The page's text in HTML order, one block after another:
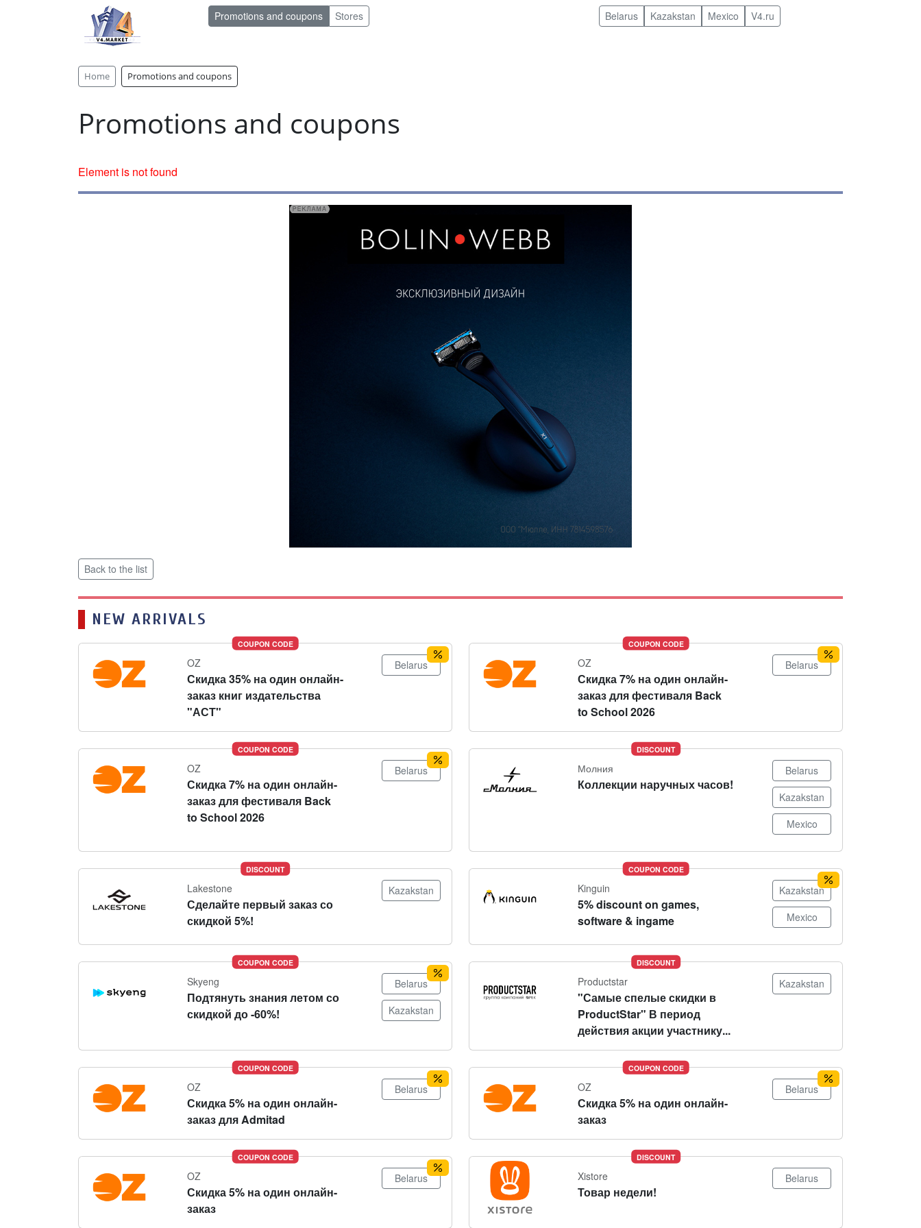
Promotions and coupons Stores Belarus Kazakstan Mexico V4.ru
Home Promotions and coupons
Promotions and coupons
Element is not found
Back to the list
NEW ARRIVALS
COUPON CODE
OZ
Скидка 35% на один онлайн-
заказ книг издательства
"АСТ"
Belarus
COUPON CODE
OZ
Скидка 7% на один онлайн-
заказ для фестиваля Back
to School 2026
Belarus
COUPON CODE
OZ
Скидка 7% на один онлайн-
заказ для фестиваля Back
to School 2026
Belarus
DISCOUNT
Молния
Коллекции наручных часов!
Belarus
Kazakstan
Mexico
DISCOUNT
Lakestone
Сделайте первый заказ со
скидкой 5%!
Kazakstan
COUPON CODE
Kinguin
5% discount on games,
software & ingame
Kazakstan
Mexico
COUPON CODE
Skyeng
Подтянуть знания летом со
скидкой до -60%!
Belarus
Kazakstan
DISCOUNT
Productstar
"Самые спелые скидки в
ProductStar" В период
действия акции участнику...
Kazakstan
COUPON CODE
OZ
Скидка 5% на один онлайн-
заказ для Admitad
Belarus
COUPON CODE
OZ
Скидка 5% на один онлайн-
заказ
Belarus
COUPON CODE
OZ
Скидка 5% на один онлайн-
заказ
Belarus
DISCOUNT
Xistore
Товар недели!
Belarus